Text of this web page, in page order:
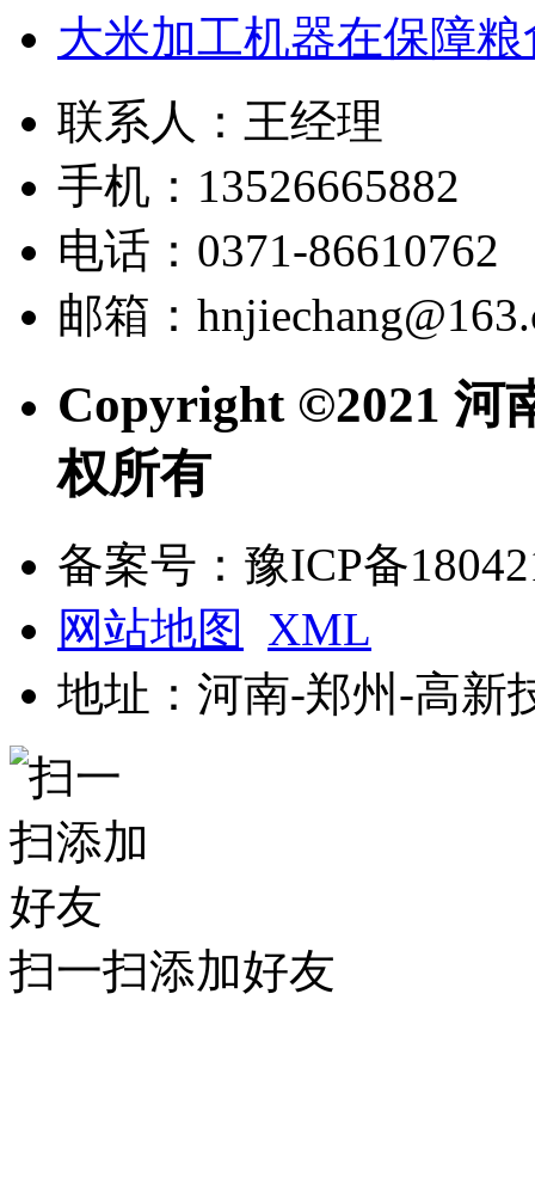
大米加工机器在保障
联系人：王经理
手机：13526665882
电话：0371-86610762
邮箱：
Copyright ©2021 河
权所有
备案号：豫ICP备
网站地图
XML
地址：河南-郑州-高新
扫一扫添加好友